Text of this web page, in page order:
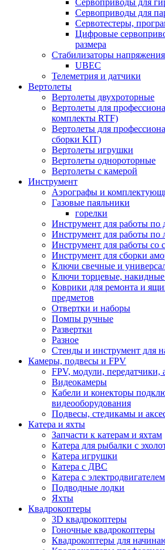
Сервоприводы для
Сервоприводы для
Сервотестеры,
Цифровые
размера
Стабилизаторы
UBEC
Телеметрия и датчики
Вертолеты
Вертолеты двухроторные
Вертолеты для
комплекты RTF)
Вертолеты для
сборки KIT)
Вертолеты игрушки
Вертолеты однороторные
Вертолеты с камерой
Инструмент
Аэрографы и
Газовые паяльники
горелки
Инструмент для работы по
Инструмент для работы по
Инструмент для работы со
Инструмент для сборки
Ключи свечные и
Ключи торцевые, накидные
Коврики для ремонта и
предметов
Отвертки и наборы
Помпы ручные
Развертки
Разное
Стенды и инструмент для
Камеры, подвесы и FPV
FPV, модули, передатчики,
Видеокамеры
Кабели и конекторы
видеооборудования
Подвесы, стедикамы и
Катера и яхты
Запчасти к катерам и яхтам
Катера для рыбалки с
Катера игрушки
Катера с ДВС
Катера с электродвигателем
Подводные лодки
Яхты
Квадрокоптеры
3D квадрокоптеры
Гоночные квадрокоптеры
Квадрокоптеры для